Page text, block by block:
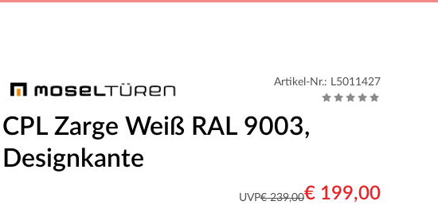
Artikel-Nr.: L5011427
CPL Zarge Weiß RAL 9003,
Designkante
UVP€ 239,00€ 199,00